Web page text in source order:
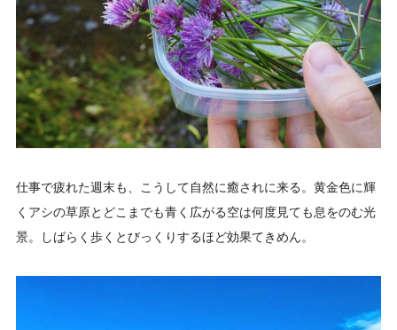
仕事で疲れた週末も、こうして自然に癒されに来る。黄金色に輝
くアシの草原とどこまでも青く広がる空は何度見ても息をのむ光
景。しばらく歩くとびっくりするほど効果てきめん。